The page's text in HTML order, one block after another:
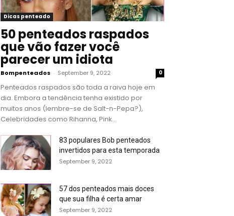
Dicas penteado
50 penteados raspados
que vão fazer você
parecer um idiota
Bompenteados - September 9, 2022 0
Penteados raspados são toda a raiva hoje em
dia. Embora a tendência tenha existido por
muitos anos (lembre-se de Salt-n-Pepa?),
Celebridades como Rihanna, Pink...
83 populares Bob penteados
invertidos para esta temporada
September 9, 2022
57 dos penteados mais doces
que sua filha é certa amar
September 9, 2022